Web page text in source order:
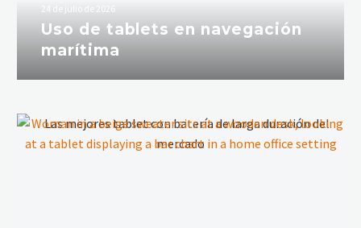
24 de julio de 2026
Uso de tablets en navegación
marítima